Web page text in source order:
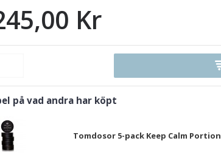
Kr
på vad andra har köpt
Tomdosor 5-pack Keep Calm Portion